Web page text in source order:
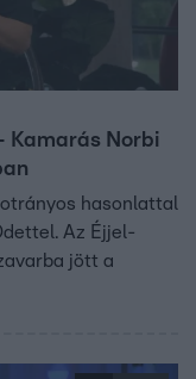
Kamarás Norbi
hasonlattal
Az Éjjel-
jött a